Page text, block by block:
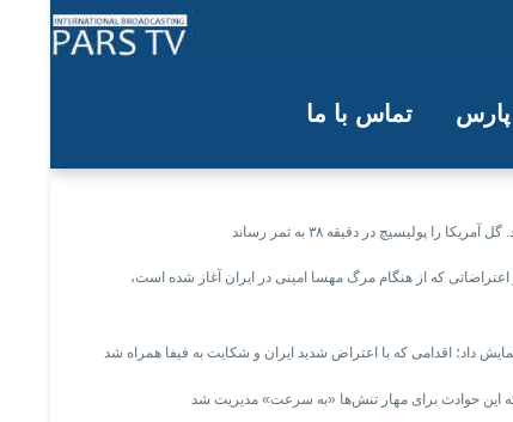
تماس با ما پارس
شد
که از هنگام مرگ مهسا امینی در ایران آغاز شده است،